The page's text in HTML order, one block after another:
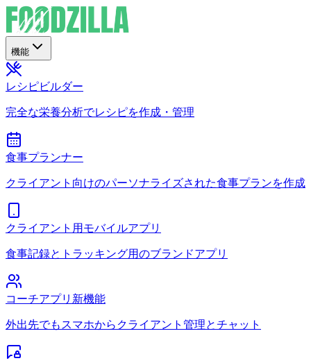
機能
レシピビルダー
完全な栄養分析でレシピを作成・管理
食事プランナー
クライアント向けのパーソナライズされた食事プランを作成
クライアント用モバイルアプリ
食事記録とトラッキング用のブランドアプリ
コーチアプリ 新機能
外出先でもスマホからクライアント管理とチャット